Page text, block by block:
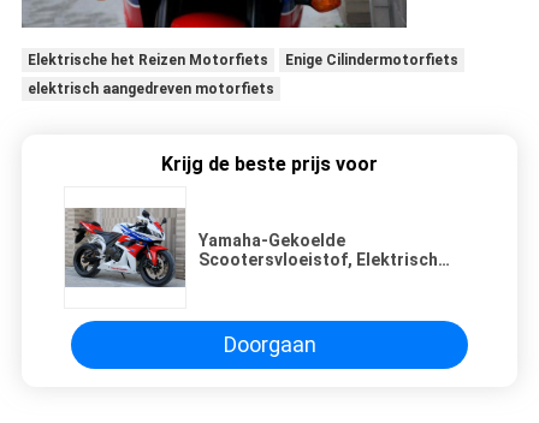
Elektrische het Reizen Motorfiets
Enige Cilindermotorfiets
elektrisch aangedreven motorfiets
Krijg de beste prijs voor
Yamaha-Gekoelde
Scootersvloeistof, Elektrisch
van 600cc
Doorgaan